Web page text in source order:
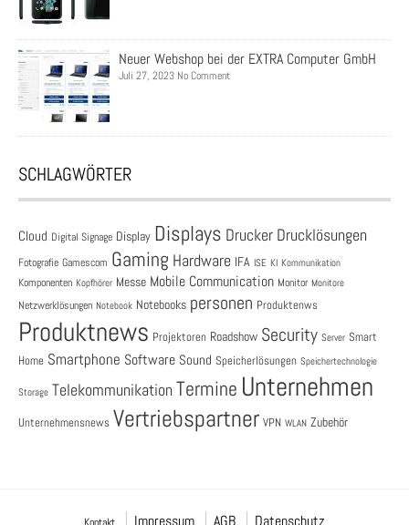
Neuer Webshop bei der EXTRA Computer GmbH
Juli 27, 2023 No Comment
SCHLAGWÖRTER
Cloud Digital Signage Display Displays Drucker Drucklösungen
Fotografie Gamescom Gaming Hardware IFA ISE KI Kommunikation
Komponenten Kopfhörer Messe Mobile Communication Monitor Monitore
Netzwerklösungen Notebook Notebooks personen Produktenws
Produktnews Projektoren Roadshow Security Server Smart
Home Smartphone Software Sound Speicherlösungen Speichertechnologie
Storage Telekommunikation Termine Unternehmen
Unternehmensnews Vertriebspartner VPN WLAN Zubehör
Impressum AGB Datenschutz